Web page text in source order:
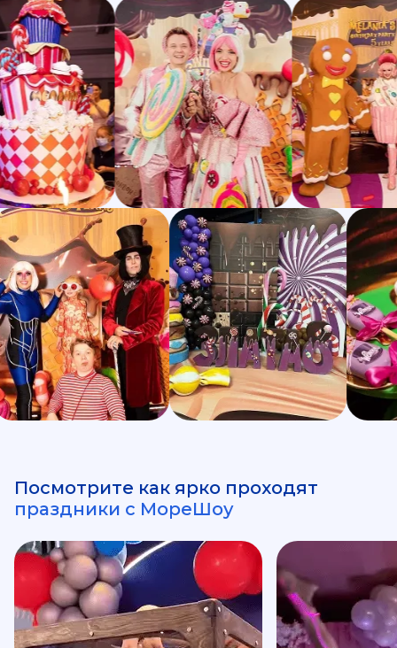
Посмотрите как ярко проходят
праздники с МореШоу